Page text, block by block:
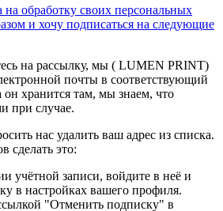
на обработку своих персональных
и хочу подписаться на следующие
на рассылку, мы ( LUMEN PRINT)
почты в соответствующий
хранится там, мы знаем, что
при случае.
нас удалить ваш адрес из списка.
сделать это:
учётной записи, войдите в неё и
в настройках вашего профиля.
"Отменить подписку" в